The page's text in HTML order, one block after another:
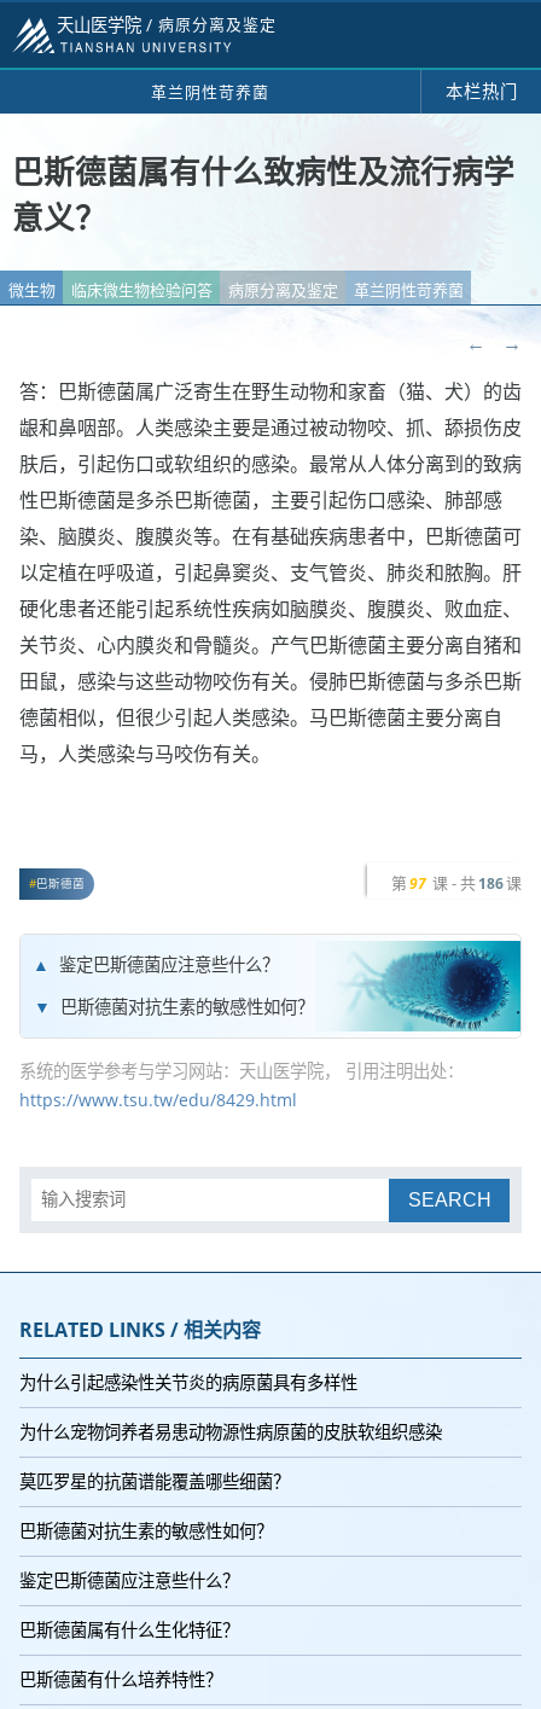
天山医学院 / 病原分离及鉴定
革兰阴性苛养菌 本栏热门
巴斯德菌属有什么致病性及流行病学
意义？
微生物 临床微生物检验问答 病原分离及鉴定 革兰阴性苛养菌
←
→
答：巴斯德菌属广泛寄生在野生动物和家畜（猫、犬）的齿
龈和鼻咽部。人类感染主要是通过被动物咬、抓、舔损伤皮
肤后，引起伤口或软组织的感染。最常从人体分离到的致病
性巴斯德菌是多杀巴斯德菌，主要引起伤口感染、肺部感
染、脑膜炎、腹膜炎等。在有基础疾病患者中，巴斯德菌可
以定植在呼吸道，引起鼻窦炎、支气管炎、肺炎和脓胸。肝
硬化患者还能引起系统性疾病如脑膜炎、腹膜炎、败血症、
关节炎、心内膜炎和骨髓炎。产气巴斯德菌主要分离自猪和
田鼠，感染与这些动物咬伤有关。侵肺巴斯德菌与多杀巴斯
德菌相似，但很少引起人类感染。马巴斯德菌主要分离自
马，人类感染与马咬伤有关。
巴斯德菌 第 97 课 - 共 186课
鉴定巴斯德菌应注意些什么？
巴斯德菌对抗生素的敏感性如何？
系统的医学参考与学习网站：天山医学院， 引用注明出处：
https://www.tsu.tw/edu/8429.html
SEARCH
RELATED LINKS / 相关内容
为什么引起感染性关节炎的病原菌具有多样性
为什么宠物饲养者易患动物源性病原菌的皮肤软组织感染
莫匹罗星的抗菌谱能覆盖哪些细菌？
巴斯德菌对抗生素的敏感性如何？
鉴定巴斯德菌应注意些什么？
巴斯德菌属有什么生化特征？
巴斯德菌有什么培养特性？